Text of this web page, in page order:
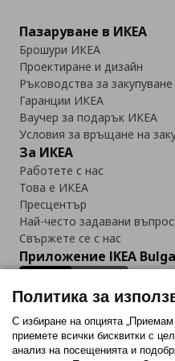
Пазаруване в ИКЕА
Брошури ИКЕА
Проектиране и дизайн
Ръководства за закупуване
Гаранции ИКЕА
Ваучер за подарък ИКЕА
Условия за връщане на
За ИКЕА
Работете с нас
Това е ИКЕА
Пресцентър
Най-често задавани
Свържете се с нас
Приложение IKEA
Последвайте ни:
Политика за
С избиране на опцията
приемете всички бисквитки с
анализ на посещенията и